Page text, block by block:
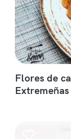
Flores de
Extremeñas